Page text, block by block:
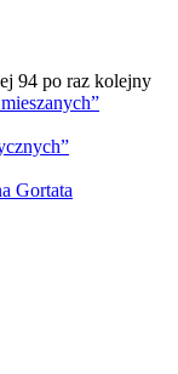
94 po raz kolejny
Gortata